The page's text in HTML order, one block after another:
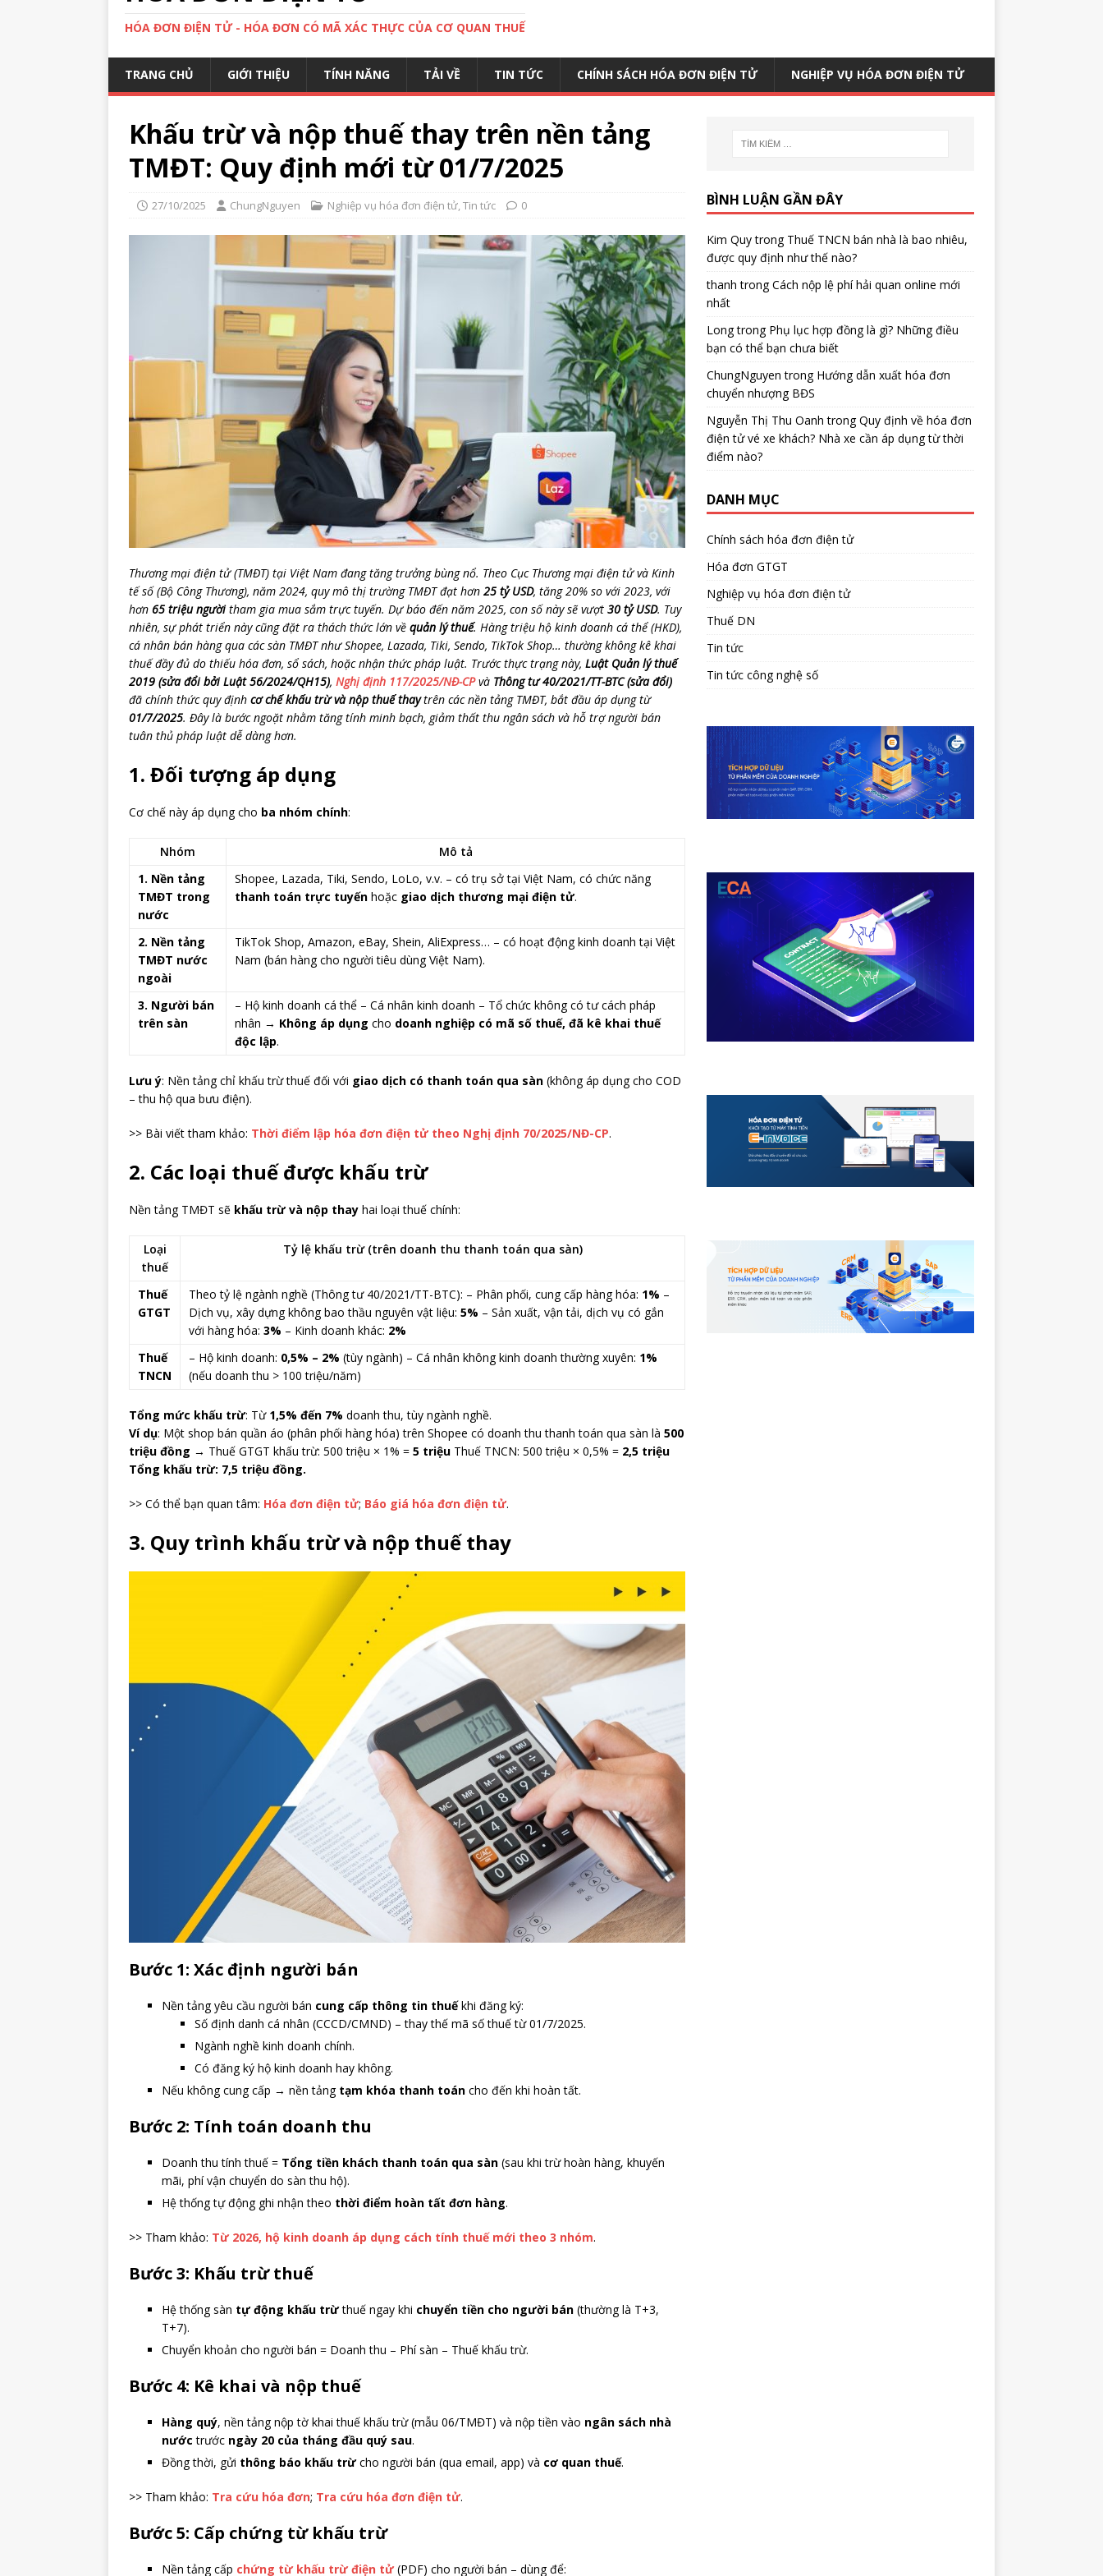
HÓA ĐƠN ĐIỆN TỬ - HÓA ĐƠN CÓ MÃ XÁC THỰC CỦA CƠ QUAN THUẾ
TRANG CHỦ GIỚI THIỆU TÍNH NĂNG TẢI VỀ TIN TỨC CHÍNH SÁCH HÓA ĐƠN ĐIỆN TỬ NGHIỆP VỤ HÓA ĐƠN ĐIỆN TỬ
Khấu trừ và nộp thuế thay trên nền tảng
TMĐT: Quy định mới từ 01/7/2025
27/10/2025 ChungNguyen Nghiệp vụ hóa đơn điện tử,Tin tức 0
Thương mại điện tử (TMĐT) tại Việt Nam đang tăng trưởng bùng nổ. Theo Cục Thương mại điện tử và Kinh
tế số (Bộ Công Thương), năm 2024, quy mô thị trường TMĐT đạt hơn 25 tỷ USD, tăng 20% so với 2023, với
hơn 65 triệu ngườitham gia mua sắm trực tuyến. Dự báo đến năm 2025, con số này sẽ vượt 30 tỷ USD. Tuy
nhiên, sự phát triển này cũng đặt ra thách thức lớn về quản lý thuế. Hàng triệu hộ kinh doanh cá thể (HKD),
cá nhân bán hàng qua các sàn TMĐT như Shopee, Lazada, Tiki, Sendo, TikTok Shop… thường không kê khai
thuế đầy đủ do thiếu hóa đơn, sổ sách, hoặc nhận thức pháp luật. Trước thực trạng này, Luật Quản lý thuế
2019 (sửa đổi bởi Luật 56/2024/QH15), Nghị định 117/2025/NĐ-CPvà Thông tư 40/2021/TT-BTC (sửa đổi)
đã chính thức quy định cơ chế khấu trừ và nộp thuế thaytrên các nền tảng TMĐT, bắt đầu áp dụng từ
01/7/2025. Đây là bước ngoặt nhằm tăng tính minh bạch, giảm thất thu ngân sách và hỗ trợ người bán
tuân thủ pháp luật dễ dàng hơn.
1. Đối tượng áp dụng
Cơ chế này áp dụng cho ba nhóm chính:
Nhóm
Mô tả
1. Nền tảng
TMĐT trong
nước
Shopee, Lazada, Tiki, Sendo, LoLo, v.v. – có trụ sở tại Việt Nam, có chức năng
thanh toán trực tuyến hoặc giao dịch thương mại điện tử.
2. Nền tảng
TMĐT nước
ngoài
TikTok Shop, Amazon, eBay, Shein, AliExpress… – có hoạt động kinh doanh tại Việt
Nam (bán hàng cho người tiêu dùng Việt Nam).
3. Người bán
trên sàn
– Hộ kinh doanh cá thể – Cá nhân kinh doanh – Tổ chức không có tư cách pháp
nhân → Không áp dụng cho doanh nghiệp có mã số thuế, đã kê khai thuế
độc lập.
Lưu ý: Nền tảng chỉ khấu trừ thuế đối với giao dịch có thanh toán qua sàn (không áp dụng cho COD
– thu hộ qua bưu điện).
>> Bài viết tham khảo: Thời điểm lập hóa đơn điện tử theo Nghị định 70/2025/NĐ-CP.
2. Các loại thuế được khấu trừ
Nền tảng TMĐT sẽ khấu trừ và nộp thay hai loại thuế chính:
Loại
thuế
Tỷ lệ khấu trừ (trên doanh thu thanh toán qua sàn)
Thuế
GTGT
Theo tỷ lệ ngành nghề (Thông tư 40/2021/TT-BTC): – Phân phối, cung cấp hàng hóa: 1% –
Dịch vụ, xây dựng không bao thầu nguyên vật liệu: 5% – Sản xuất, vận tải, dịch vụ có gắn
với hàng hóa: 3% – Kinh doanh khác: 2%
Thuế
TNCN
– Hộ kinh doanh: 0,5% – 2% (tùy ngành) – Cá nhân không kinh doanh thường xuyên: 1%
(nếu doanh thu > 100 triệu/năm)
Tổng mức khấu trừ: Từ 1,5% đến 7% doanh thu, tùy ngành nghề.
Ví dụ: Một shop bán quần áo (phân phối hàng hóa) trên Shopee có doanh thu thanh toán qua sàn là 500
triệu đồng → Thuế GTGT khấu trừ: 500 triệu × 1% = 5 triệu Thuế TNCN: 500 triệu × 0,5% = 2,5 triệu
Tổng khấu trừ: 7,5 triệu đồng.
>> Có thể bạn quan tâm: Hóa đơn điện tử; Báo giá hóa đơn điện tử.
3. Quy trình khấu trừ và nộp thuế thay
Bước 1: Xác định người bán
Nền tảng yêu cầu người bán cung cấp thông tin thuếkhi đăng ký:
Số định danh cá nhân (CCCD/CMND) – thay thế mã số thuế từ 01/7/2025.
Ngành nghề kinh doanh chính.
Có đăng ký hộ kinh doanh hay không.
Nếu không cung cấp → nền tảng tạm khóa thanh toán cho đến khi hoàn tất.
Bước 2: Tính toán doanh thu
Doanh thu tính thuế = Tổng tiền khách thanh toán qua sàn (sau khi trừ hoàn hàng, khuyến
mãi, phí vận chuyển do sàn thu hộ).
Hệ thống tự động ghi nhận theo thời điểm hoàn tất đơn hàng.
>> Tham khảo: Từ 2026, hộ kinh doanh áp dụng cách tính thuế mới theo 3 nhóm.
Bước 3: Khấu trừ thuế
Hệ thống sàn tự động khấu trừthuế ngay khi chuyển tiền cho người bán (thường là T+3,
T+7).
Chuyển khoản cho người bán = Doanh thu – Phí sàn – Thuế khấu trừ.
Bước 4: Kê khai và nộp thuế
Hàng quý, nền tảng nộp tờ khai thuế khấu trừ (mẫu 06/TMĐT) và nộp tiền vào ngân sách nhà
nước trước ngày 20 của tháng đầu quý sau.
Đồng thời, gửi thông báo khấu trừcho người bán (qua email, app) và cơ quan thuế.
>> Tham khảo: Tra cứu hóa đơn; Tra cứu hóa đơn điện tử.
Bước 5: Cấp chứng từ khấu trừ
Nền tảng cấp chứng từ khấu trừ điện tử(PDF) cho người bán – dùng để:
BÌNH LUẬN GẦN ĐÂY
Kim Quytrong Thuế TNCN bán nhà là bao nhiêu,
được quy định như thế nào?
thanh trongCách nộp lệ phí hải quan online mới
nhất
Longtrong Phụ lục hợp đồng là gì? Những điều
bạn có thể bạn chưa biết
ChungNguyen trong Hướng dẫn xuất hóa đơn
chuyển nhượng BĐS
Nguyễn Thị Thu Oanh trongQuy định về hóa đơn
điện tử vé xe khách? Nhà xe cần áp dụng từ thời
điểm nào?
DANH MỤC
Chính sách hóa đơn điện tử
Hóa đơn GTGT
Nghiệp vụ hóa đơn điện tử
Thuế DN
Tin tức
Tin tức công nghệ số